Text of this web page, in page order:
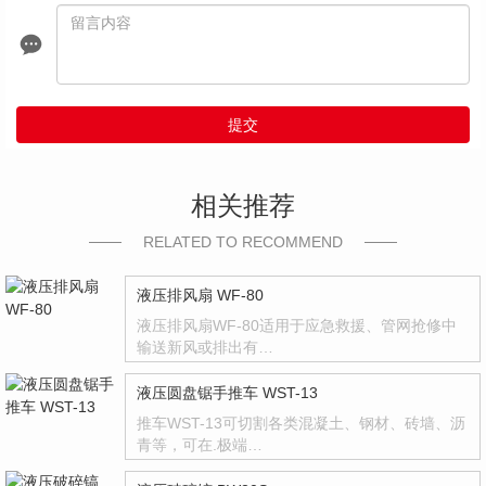
提交
相关推荐
RELATED TO RECOMMEND
液压排风扇 WF-80
液压排风扇WF-80适用于应急救援、管网抢修中
输送新风或排出有…
液压圆盘锯手推车 WST-13
推车WST-13可切割各类混凝土、钢材、砖墙、沥
青等，可在.极端…